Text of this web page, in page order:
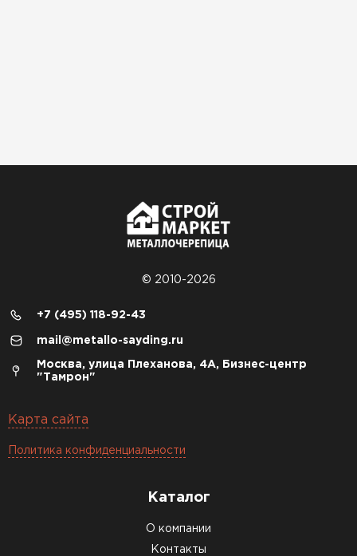
© 2010-2026
+7 (495) 118-92-43
mail@metallo-sayding.ru
Москва, улица Плеханова, 4А, Бизнес-центр
"Тамрон"
Карта сайта
Политика конфиденциальности
Каталог
О компании
Контакты